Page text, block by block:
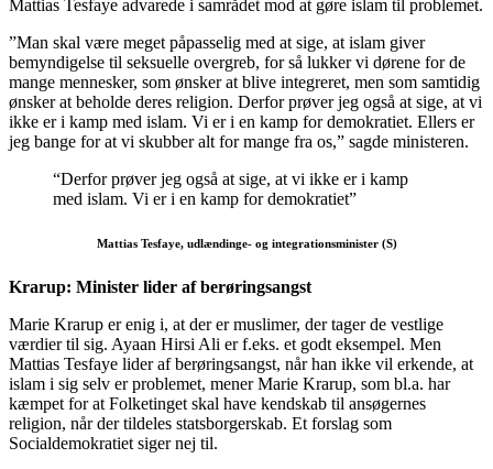
Mattias Tesfaye advarede i samrådet mod at gøre islam til problemet.
”Man skal være meget påpasselig med at sige, at islam giver
bemyndigelse til seksuelle overgreb, for så lukker vi dørene for de
mange mennesker, som ønsker at blive integreret, men som samtidig
ønsker at beholde deres religion. Derfor prøver jeg også at sige, at vi
ikke er i kamp med islam. Vi er i en kamp for demokratiet. Ellers er
jeg bange for at vi skubber alt for mange fra os,” sagde ministeren.
“Derfor prøver jeg også at sige, at vi ikke er i kamp
med islam. Vi er i en kamp for demokratiet”
Mattias Tesfaye, udlændinge- og integrationsminister (S)
Krarup: Minister lider af berøringsangst
Marie Krarup er enig i, at der er muslimer, der tager de vestlige
værdier til sig. Ayaan Hirsi Ali er f.eks. et godt eksempel. Men
Mattias Tesfaye lider af berøringsangst, når han ikke vil erkende, at
islam i sig selv er problemet, mener Marie Krarup, som bl.a. har
kæmpet for at Folketinget skal have kendskab til ansøgernes
religion, når der tildeles statsborgerskab. Et forslag som
Socialdemokratiet siger nej til.